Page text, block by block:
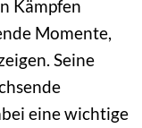
Kämpfen
Momente,
Seine
eine wichtige